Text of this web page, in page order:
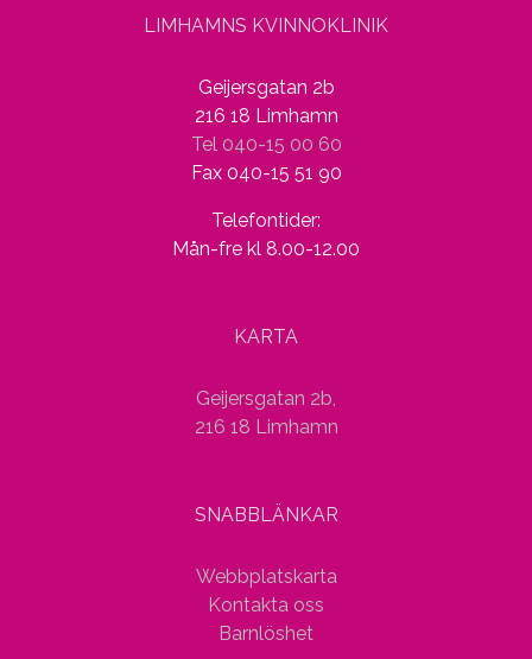
LIMHAMNS KVINNOKLINIK
Geijersgatan 2b
216 18 Limhamn
Tel 040-15 00 60
Fax 040-15 51 90
Telefontider:
Mån-fre kl 8.00-12.00
KARTA
Geijersgatan 2b,
216 18 Limhamn
SNABBLÄNKAR
Webbplatskarta
Kontakta oss
Barnlöshet